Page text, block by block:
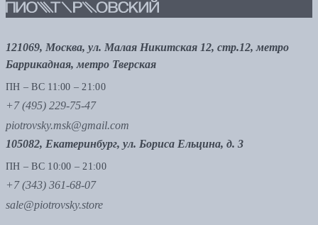
121069, Москва, ул. Малая Никитская 12, стр.12, метро
Баррикадная, метро Тверская
ПН – ВС 11:00 – 21:00
+7 (495) 229-75-47
piotrovsky.msk@gmail.com
105082, Екатеринбург, ул. Бориса Ельцина, д. 3
ПН – ВС 10:00 – 21:00
+7 (343) 361-68-07
sale@piotrovsky.store